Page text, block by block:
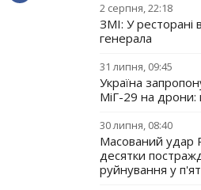
2 серпня, 22:18
ЗМІ: У ресторані
генерала
31 липня, 09:45
Україна
МіГ-29 на дрони:
30 липня, 08:40
Масований удар
десятки
руйнування у